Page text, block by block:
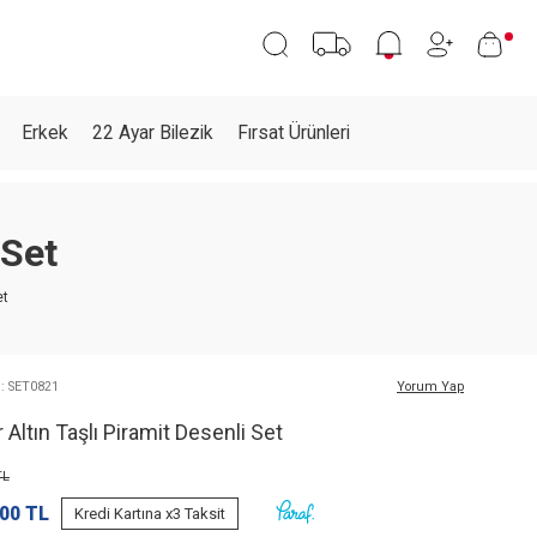
Erkek 22 Ayar Bilezik Fırsat Ürünleri
SET0821 Yorum Yap
Altın Taşlı Piramit Desenli Set
TL Kredi Kartına x3 Taksit